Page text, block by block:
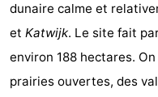
dunaire calme et
et Katwijk. Le site fait
environ 188 hectares.
prairies ouvertes, des